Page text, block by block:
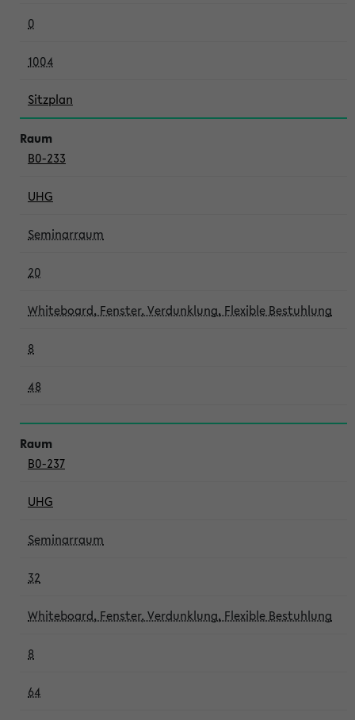
0
1004
Sitzplan
B0-233
UHG
Seminarraum
20
Whiteboard, Fenster, Verdunklung, Flexible Bestuhlung
8
48
B0-237
UHG
Seminarraum
32
Whiteboard, Fenster, Verdunklung, Flexible Bestuhlung
8
64